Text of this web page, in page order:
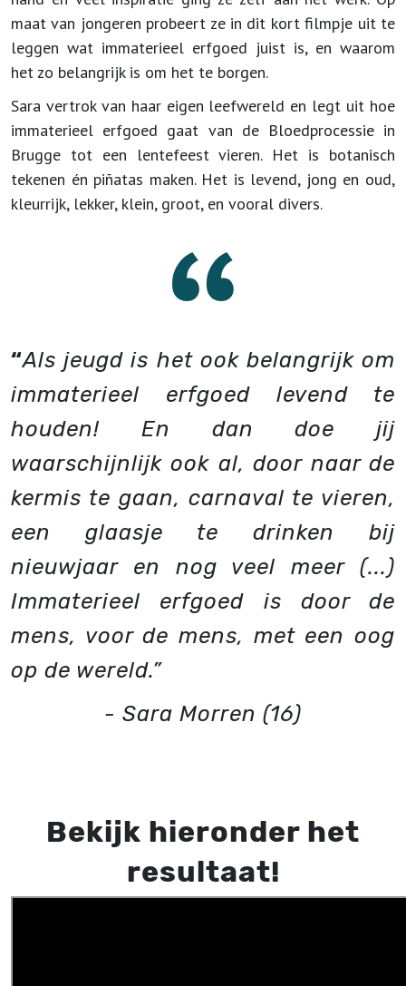
maat van jongeren probeert ze in dit kort filmpje uit te
leggen wat immaterieel erfgoed juist is, en waarom
het zo belangrijk is om het te borgen.
Sara vertrok van haar eigen leefwereld en legt uit hoe
immaterieel erfgoed gaat van de Bloedprocessie in
Brugge tot een lentefeest vieren. Het is botanisch
tekenen én piñatas maken. Het is levend, jong en oud,
kleurrijk, lekker, klein, groot, en vooral divers.
“Als jeugd is het ook belangrijk om
immaterieel erfgoed levend te
houden! En dan doe jij
waarschijnlijk ook al, door naar de
kermis te gaan, carnaval te vieren,
een glaasje te drinken bij
nieuwjaar en nog veel meer (...)
Immaterieel erfgoed is door de
mens, voor de mens, met een oog
op de wereld.”
- Sara Morren (16)
Bekijk hieronder het
resultaat!